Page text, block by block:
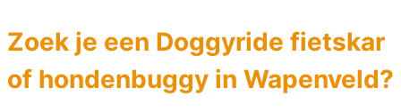
Zoek je een Doggyride fietskar
of hondenbuggy in Wapenveld?